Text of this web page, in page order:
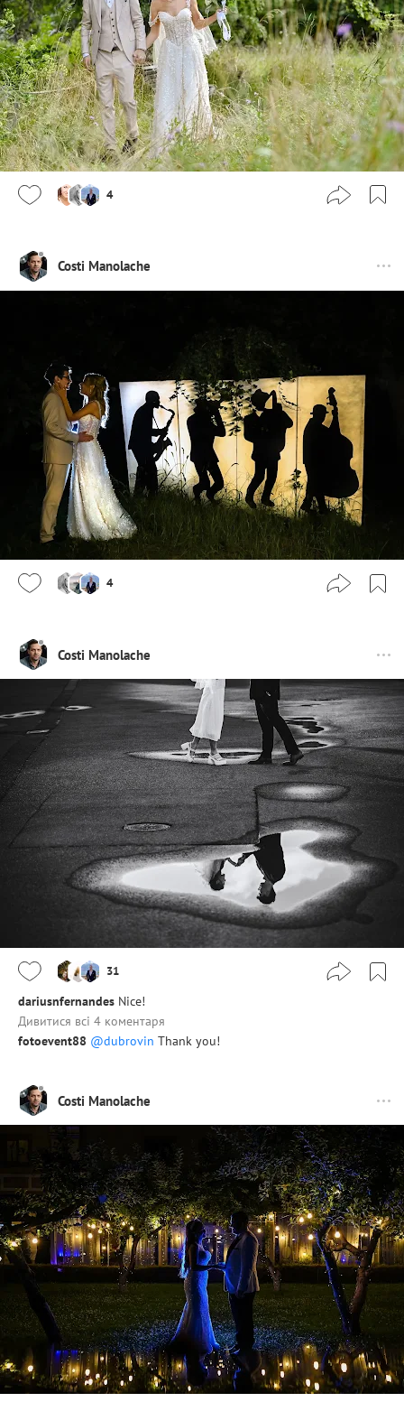
4
Costi Manolache
4
Costi Manolache
31
dariusnfernandes Nice!
Дивитися всі 4 коментаря
fotoevent88 @dubrovin Thank you!
Costi Manolache